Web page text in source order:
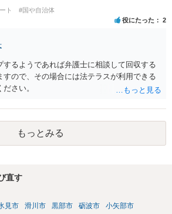
ト #国や自治体
役にたった 2
するようであれば弁護士に相談して回収する
すので、その場合には法テラスが利用できる
さい。
もっとみる
直す
見市 滑川市 黒部市 砺波市
小矢部市